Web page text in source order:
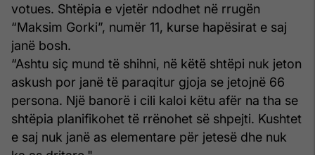
votues. Shtëpia e vjetër ndodhet në rrugën
“Maksim Gorki”, numër 11, kurse hapësirat e saj
janë bosh.
“Ashtu siç mund të shihni, në këtë shtëpi nuk jeton
askush por janë të paraqitur gjoja se jetojnë 66
persona. Një banorë i cili kaloi këtu afër na tha se
shtëpia planifikohet të rrënohet së shpejti. Kushtet
e saj nuk janë as elementare për jetesë dhe nuk